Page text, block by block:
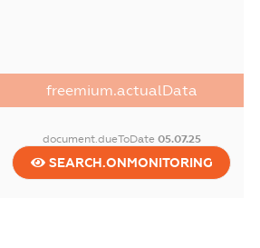
freemium.actualData
document.dueToDate 05.07.25
SEARCH.ONMONITORING